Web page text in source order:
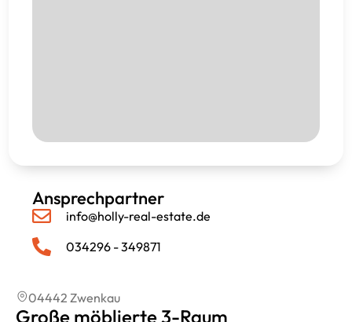
Ansprechpartner
info@holly-real-estate.de
034296 - 349871
04442 Zwenkau
Große möblierte 3-Raum